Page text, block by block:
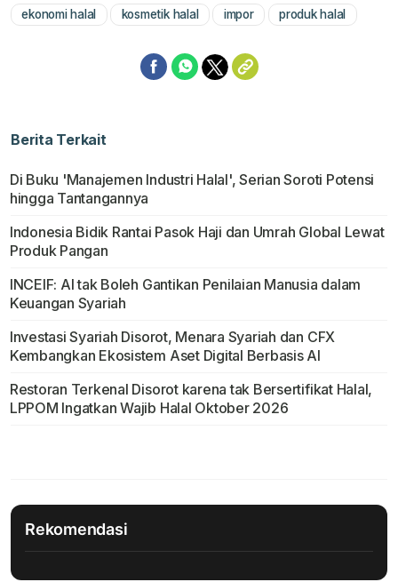
ekonomi halal kosmetik halal impor produk halal
Berita Terkait
Di Buku 'Manajemen Industri Halal', Serian Soroti Potensi
hingga Tantangannya
Indonesia Bidik Rantai Pasok Haji dan Umrah Global Lewat
Produk Pangan
INCEIF: AI tak Boleh Gantikan Penilaian Manusia dalam
Keuangan Syariah
Investasi Syariah Disorot, Menara Syariah dan CFX
Kembangkan Ekosistem Aset Digital Berbasis AI
Restoran Terkenal Disorot karena tak Bersertifikat Halal,
LPPOM Ingatkan Wajib Halal Oktober 2026
Rekomendasi